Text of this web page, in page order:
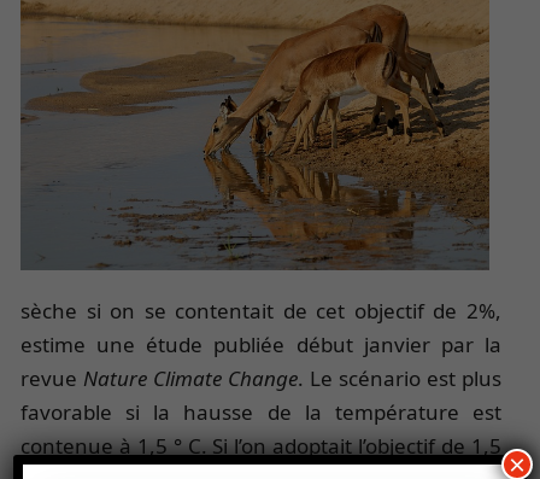
sèche si on se contentait de cet objectif de 2%,
estime une étude publiée début janvier par la
revue Nature Climate Change. Le scénario est plus
favorable si la hausse de la température est
contenue à 1,5 ° C. Si l’on adoptait l’objectif de 1,5
×